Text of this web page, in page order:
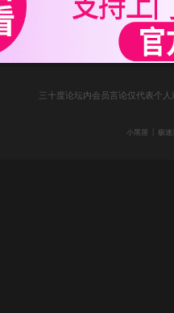
三十度论坛内会员言论仅代表个
小黑屋 极速